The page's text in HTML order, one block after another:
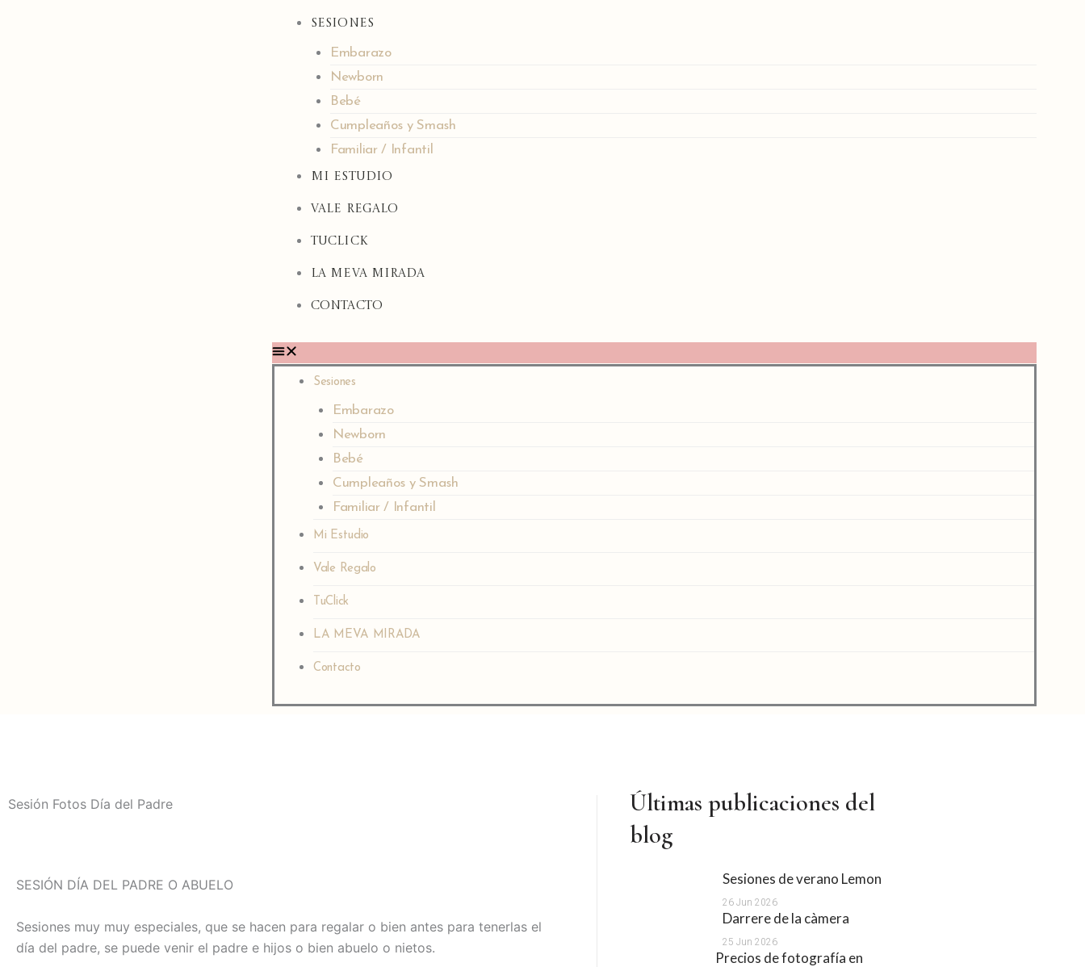
Sesiones
Embarazo
Newborn
Bebé
Cumpleaños y Smash
Familiar / Infantil
Mi Estudio
Vale Regalo
TuClick
LA MEVA MIRADA
Contacto
Sesiones
Embarazo
Newborn
Bebé
Cumpleaños y Smash
Familiar / Infantil
Mi Estudio
Vale Regalo
TuClick
LA MEVA MIRADA
Contacto
Sesión Fotos Día del Padre
SESIÓN DÍA DEL PADRE O ABUELO
Sesiones muy muy especiales, que se hacen para regalar o bien antes para tenerlas el
día del padre, se puede venir el padre e hijos o bien abuelo o nietos.
Últimas publicaciones del
blog
Sesiones de verano Lemon
26 Jun 2026
Darrere de la càmera
25 Jun 2026
Precios de fotografía en